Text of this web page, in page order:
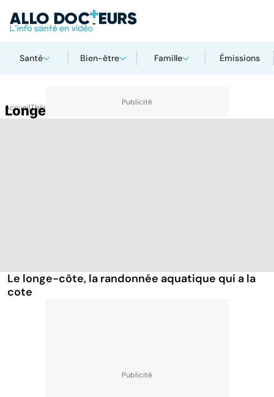
Santé Bien-être Famille Émissions
AccueilThématiques
Longe-côte
Le longe-côte, la randonnée aquatique qui a la
cote